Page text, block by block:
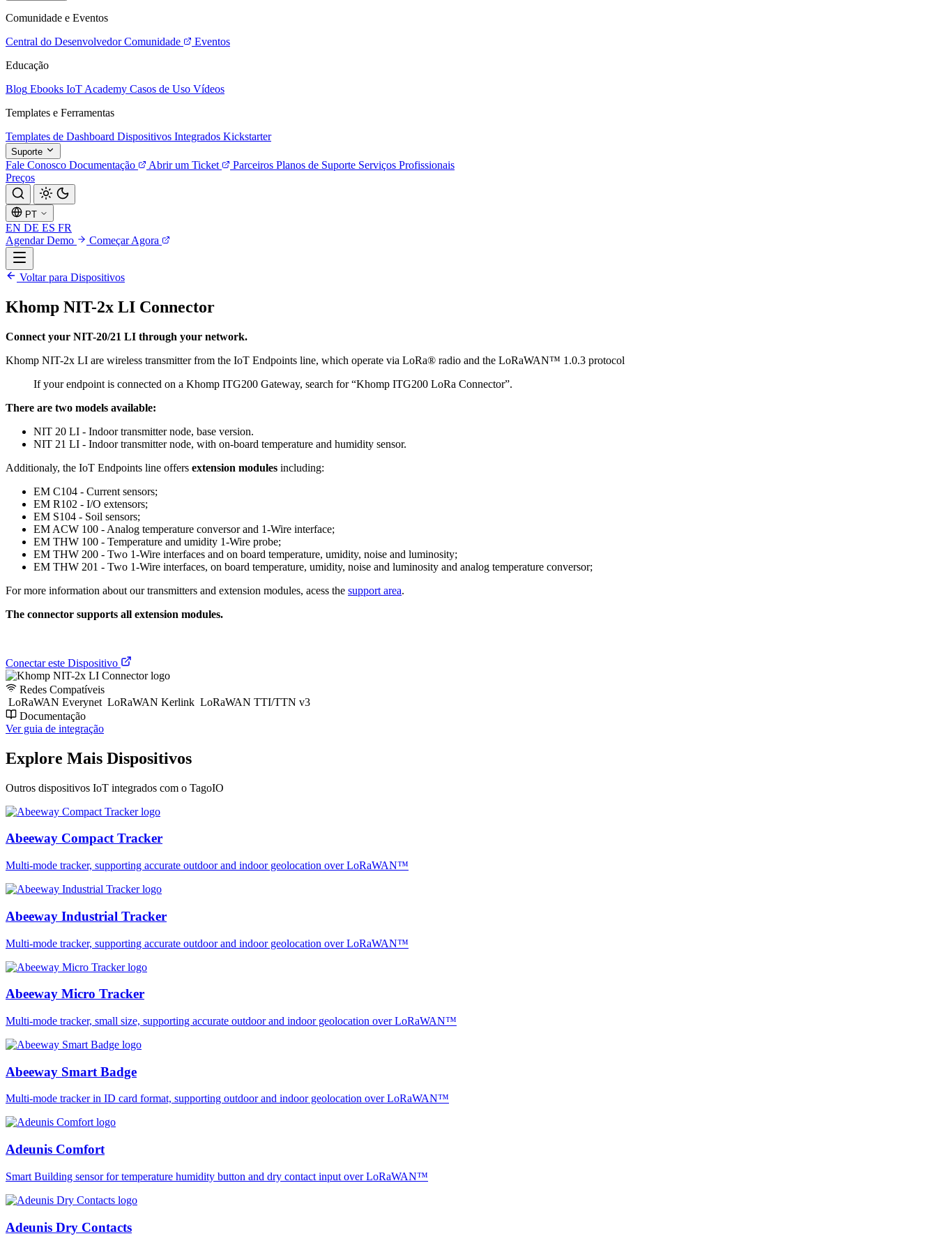
Comunidade e Eventos
Central do Desenvolvedor Comunidade
Eventos
Educação
Blog Ebooks IoT Academy Casos de Uso Vídeos
Templates e Ferramentas
Templates de Dashboard Dispositivos Integrados Kickstarter
Suporte
Fale Conosco Documentação Abrir um Ticket Parceiros Planos de Suporte Serviços Profissionais
Preços
PT
EN DE ES FR
Agendar Demo
Começar Agora
Voltar para Dispositivos
Khomp NIT-2x LI Connector
Connect your NIT-20/21 LI through your network.
Khomp NIT-2x LI are wireless transmitter from the IoT Endpoints line, which operate via LoRa® radio and the LoRaWAN™ 1.0.3 protocol
If your endpoint is connected on a Khomp ITG200 Gateway, search for “Khomp ITG200 LoRa Connector”.
There are two models available:
NIT 20 LI - Indoor transmitter node, base version.
NIT 21 LI - Indoor transmitter node, with on-board temperature and humidity sensor.
Additionaly, the IoT Endpoints line offers extension modules including:
EM C104 - Current sensors;
EM R102 - I/O extensors;
EM S104 - Soil sensors;
EM ACW 100 - Analog temperature conversor and 1-Wire interface;
EM THW 100 - Temperature and umidity 1-Wire probe;
EM THW 200 - Two 1-Wire interfaces and on board temperature, umidity, noise and luminosity;
EM THW 201 - Two 1-Wire interfaces, on board temperature, umidity, noise and luminosity and analog temperature conversor;
For more information about our transmitters and extension modules, acess the support area.
The connector supports all extension modules.
Conectar este Dispositivo
Redes Compatíveis
LoRaWAN Everynet LoRaWAN Kerlink LoRaWAN TTI/TTN v3
Documentação
Ver guia de integração
Explore Mais Dispositivos
Outros dispositivos IoT integrados com o TagoIO
Abeeway Compact Tracker
Multi-mode tracker, supporting accurate outdoor and indoor geolocation over LoRaWAN™
Abeeway Industrial Tracker
Multi-mode tracker, supporting accurate outdoor and indoor geolocation over LoRaWAN™
Abeeway Micro Tracker
Multi-mode tracker, small size, supporting accurate outdoor and indoor geolocation over LoRaWAN™
Abeeway Smart Badge
Multi-mode tracker in ID card format, supporting outdoor and indoor geolocation over LoRaWAN™
Adeunis Comfort
Smart Building sensor for temperature humidity button and dry contact input over LoRaWAN™
Adeunis Dry Contacts